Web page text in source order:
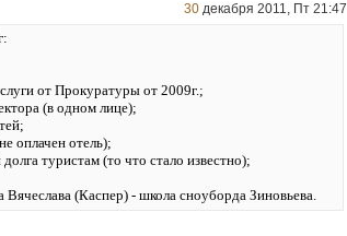
30 декабря 2011, Пт 21:47
от Прокуратуры от 2009г.;
(в одном лице);
оплачен отель);
туристам (то что стало известно);
(Каспер) - школа сноуборда Зиновьева.